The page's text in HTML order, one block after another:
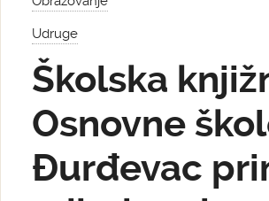
Udruge
Školska
Osnovne
Đurđevac